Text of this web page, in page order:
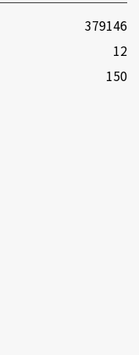
379146
12
150